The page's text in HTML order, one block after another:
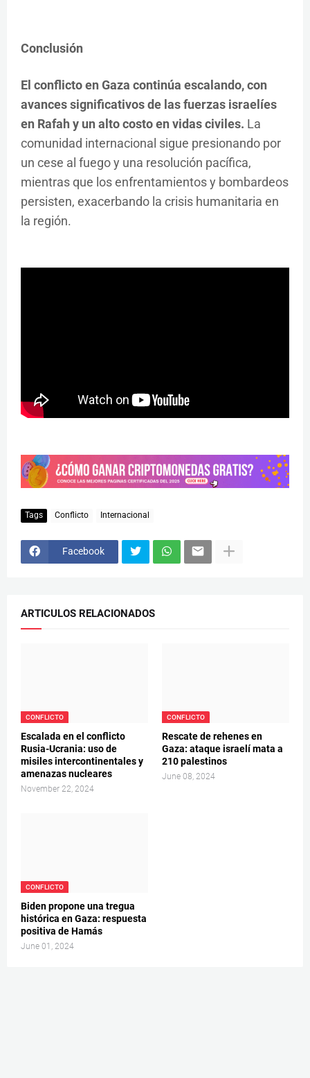
Conclusión
El conflicto en Gaza continúa escalando, con
avances significativos de las fuerzas israelíes
en Rafah y un alto costo en vidas civiles. La
comunidad internacional sigue presionando por
un cese al fuego y una resolución pacífica,
mientras que los enfrentamientos y bombardeos
persisten, exacerbando la crisis humanitaria en
la región.
Tags Conflicto Internacional
Facebook
ARTICULOS RELACIONADOS
CONFLICTO
Escalada en el conflicto
Rusia-Ucrania: uso de
misiles intercontinentales y
amenazas nucleares
November 22, 2024
CONFLICTO
Rescate de rehenes en
Gaza: ataque israelí mata a
210 palestinos
June 08, 2024
CONFLICTO
Biden propone una tregua
histórica en Gaza: respuesta
positiva de Hamás
June 01, 2024